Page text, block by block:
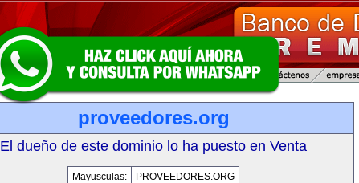
proveedores.org
El dueño de este dominio lo ha puesto en Venta
Mayusculas:
PROVEEDORES.ORG